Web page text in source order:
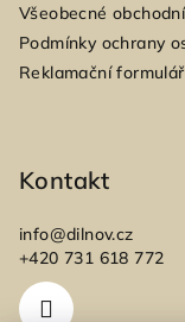
Všeobecné
Podmínky ochrany
Reklamační formulář
Kontakt
info@dilnov.cz
+420 731 618 772